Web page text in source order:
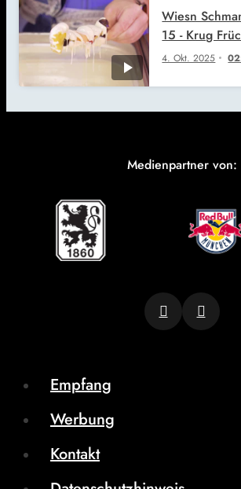
4. Okt. 2025
Wiesn
15 - Krug
Medienpartner von:
Empfang
Werbung
Kontakt